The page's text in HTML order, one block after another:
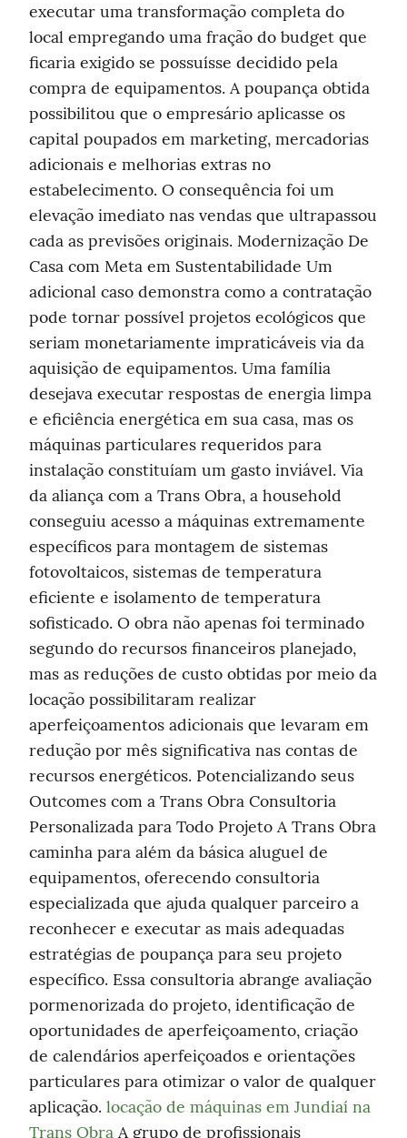
executar uma transformação completa do
local empregando uma fração do budget que
ficaria exigido se possuísse decidido pela
compra de equipamentos. A poupança obtida
possibilitou que o empresário aplicasse os
capital poupados em marketing, mercadorias
adicionais e melhorias extras no
estabelecimento. O consequência foi um
elevação imediato nas vendas que ultrapassou
cada as previsões originais. Modernização De
Casa com Meta em Sustentabilidade Um
adicional caso demonstra como a contratação
pode tornar possível projetos ecológicos que
seriam monetariamente impraticáveis via da
aquisição de equipamentos. Uma família
desejava executar respostas de energia limpa
e eficiência energética em sua casa, mas os
máquinas particulares requeridos para
instalação constituíam um gasto inviável. Via
da aliança com a Trans Obra, a household
conseguiu acesso a máquinas extremamente
específicos para montagem de sistemas
fotovoltaicos, sistemas de temperatura
eficiente e isolamento de temperatura
sofisticado. O obra não apenas foi terminado
segundo do recursos financeiros planejado,
mas as reduções de custo obtidas por meio da
locação possibilitaram realizar
aperfeiçoamentos adicionais que levaram em
redução por mês significativa nas contas de
recursos energéticos. Potencializando seus
Outcomes com a Trans Obra Consultoria
Personalizada para Todo Projeto A Trans Obra
caminha para além da básica aluguel de
equipamentos, oferecendo consultoria
especializada que ajuda qualquer parceiro a
reconhecer e executar as mais adequadas
estratégias de poupança para seu projeto
específico. Essa consultoria abrange avaliação
pormenorizada do projeto, identificação de
oportunidades de aperfeiçoamento, criação
de calendários aperfeiçoados e orientações
particulares para otimizar o valor de qualquer
aplicação. locação de máquinas em Jundiaí na
Trans Obra A grupo de profissionais